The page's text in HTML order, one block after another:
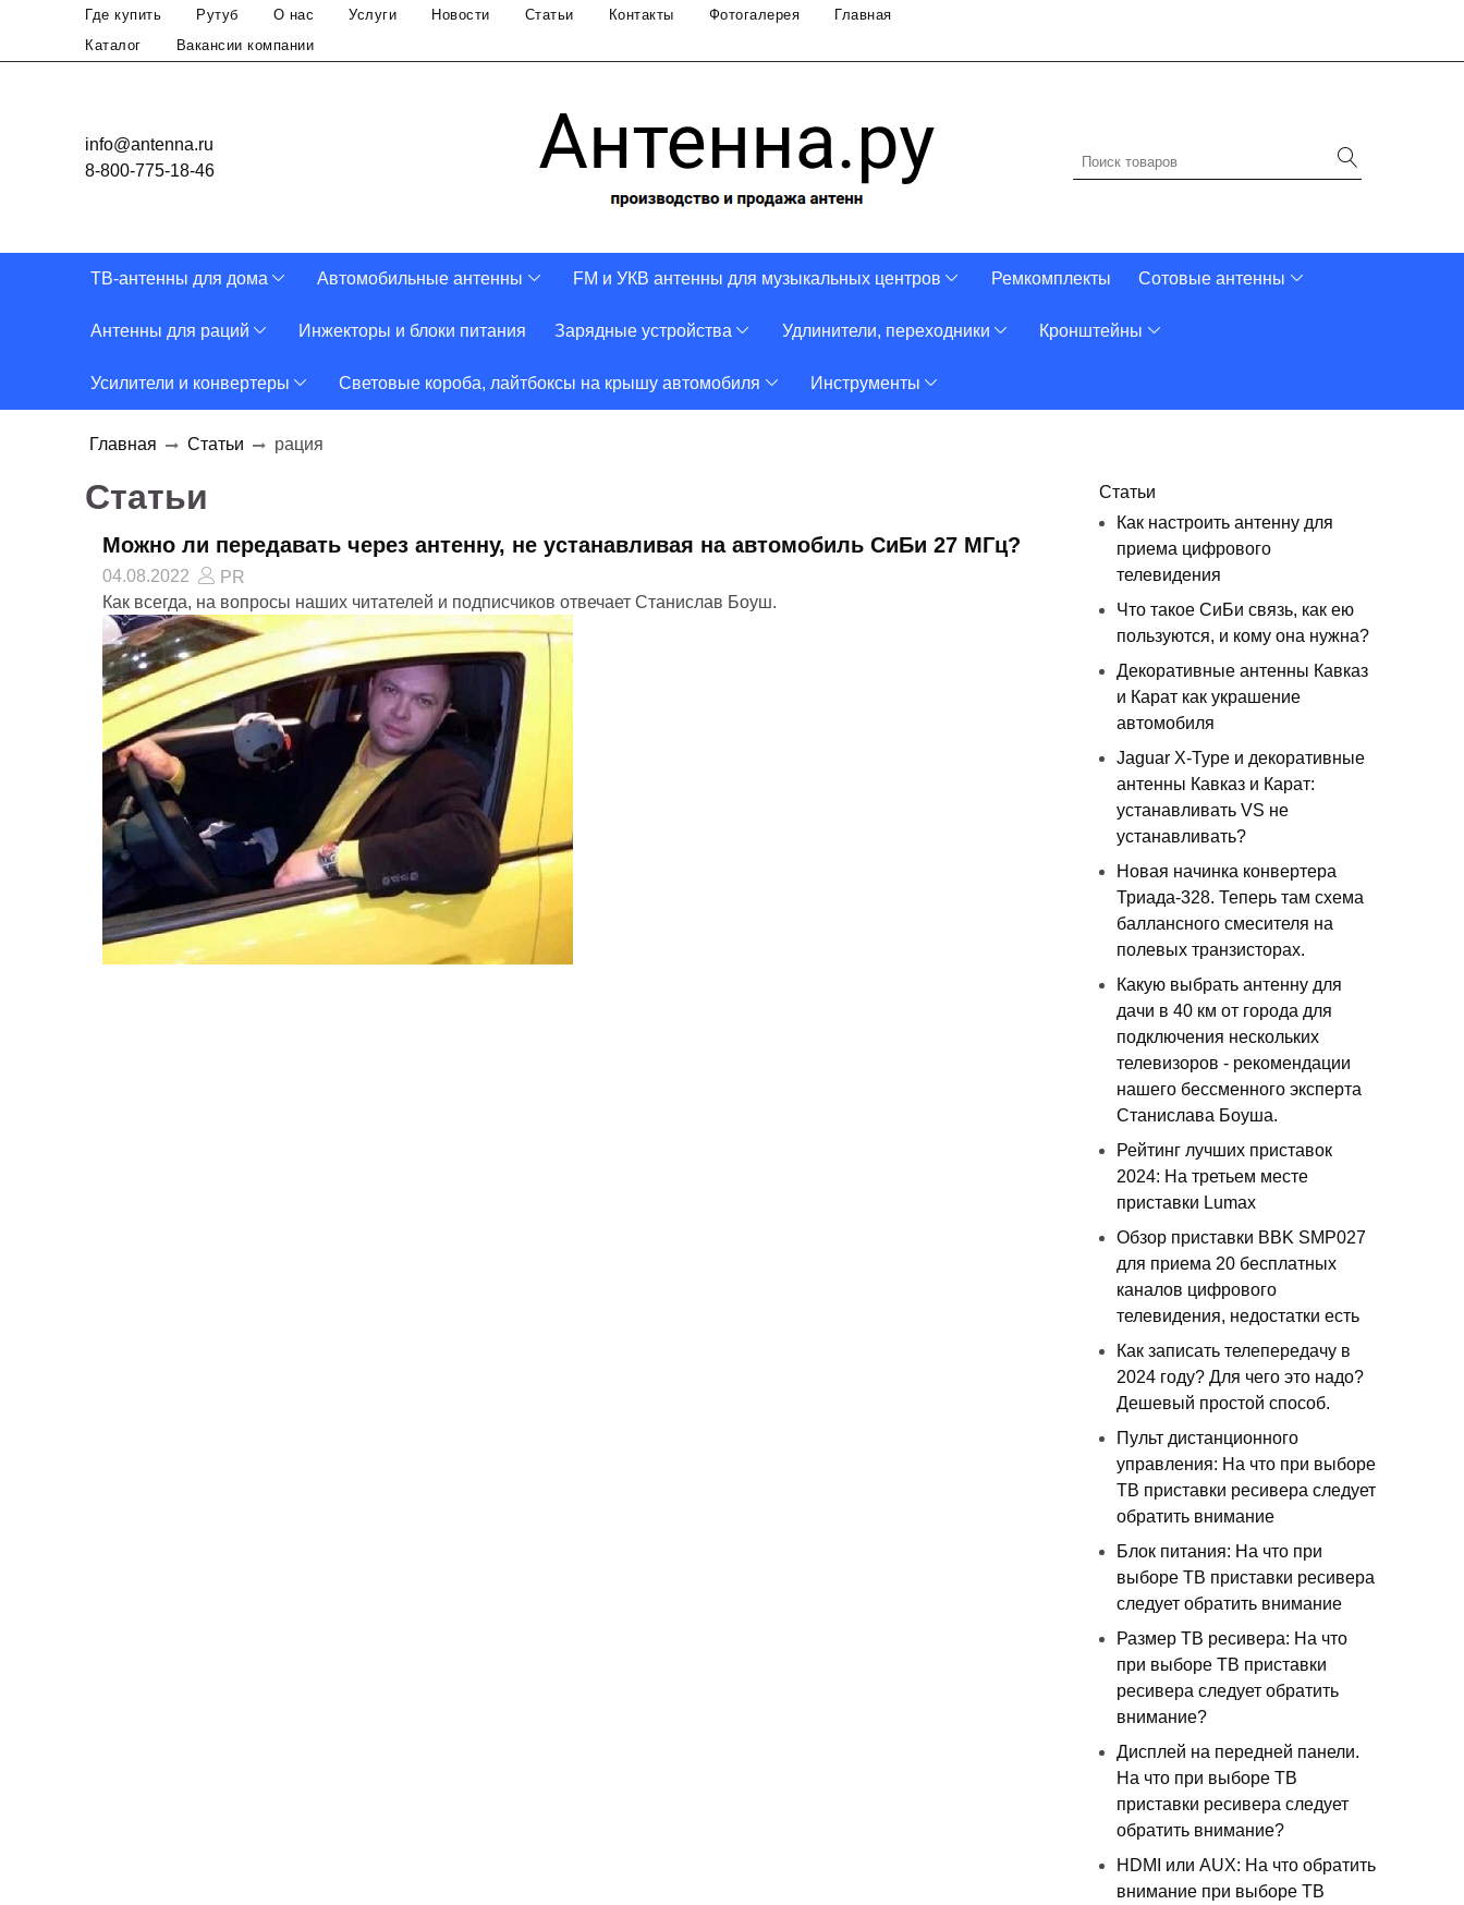
Где купить Рутуб О нас Услуги Новости Статьи Контакты Фотогалерея
Главная
Каталог
Вакансии компании
info@antenna.ru
8-800-775-18-46
ТВ-антенны для дома Автомобильные антенны FM и УКВ антенны для музыкальных центров Ремкомплекты Сотовые антенны
Антенны для раций Инжекторы и блоки питания Зарядные устройства Удлинители, переходники Кронштейны
Усилители и конвертеры Световые короба, лайтбоксы на крышу автомобиля Инструменты
Главная Статьи рация
Статьи
Можно ли передавать через антенну, не устанавливая на автомобиль СиБи 27 МГц?
04.08.2022
PR
Как всегда, на вопросы наших читателей и подписчиков отвечает Станислав Боуш.
Статьи
Как настроить антенну для
приема цифрового
телевидения
Что такое СиБи связь, как ею
пользуются, и кому она нужна?
Декоративные антенны Кавказ
и Карат как украшение
автомобиля
Jaguar X-Type и декоративные
антенны Кавказ и Карат:
устанавливать VS не
устанавливать?
Новая начинка конвертера
Триада-328. Теперь там схема
баллансного смесителя на
полевых транзисторах.
Какую выбрать антенну для
дачи в 40 км от города для
подключения нескольких
телевизоров - рекомендации
нашего бессменного эксперта
Станислава Боуша.
Рейтинг лучших приставок
2024: На третьем месте
приставки Lumax
Обзор приставки BBK SMP027
для приема 20 бесплатных
каналов цифрового
телевидения, недостатки есть
Как записать телепередачу в
2024 году? Для чего это надо?
Дешевый простой способ.
Пульт дистанционного
управления: На что при выборе
ТВ приставки ресивера следует
обратить внимание
Блок питания: На что при
выборе ТВ приставки ресивера
следует обратить внимание
Размер ТВ ресивера: На что
при выборе ТВ приставки
ресивера следует обратить
внимание?
Дисплей на передней панели.
На что при выборе ТВ
приставки ресивера следует
обратить внимание?
HDMI или AUX: На что обратить
внимание при выборе ТВ